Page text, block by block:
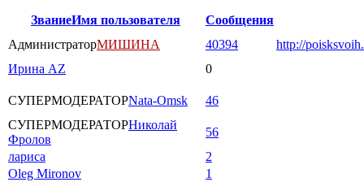
ЗваниеИмя пользователя
Сообщения
АдминистраторМИШИНА 40394
http://
Ирина AZ
0
СУПЕРМОДЕРАТОРNata-Omsk
46
СУПЕРМОДЕРАТОРНиколай
Фролов
56
лариса
2
Oleg Mironov
1